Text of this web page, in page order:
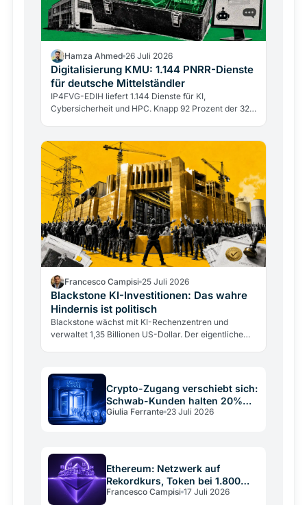
Hamza Ahmed 26 Juli 2026
Digitalisierung KMU: 1.144 PNRR-Dienste
für deutsche Mittelständler
IP4FVG-EDIH liefert 1.144 Dienste für KI,
Cybersicherheit und HPC. Knapp 92 Prozent der 328
Francesco Campisi 25 Juli 2026
Blackstone KI-Investitionen: Das wahre
Hindernis ist politisch
Blackstone wächst mit KI-Rechenzentren und
verwaltet 1,35 Billionen US-Dollar. Der eigentliche
Crypto-Zugang verschiebt sich:
Schwab-Kunden halten 20%
aller Produkte
Giulia Ferrante 23 Juli 2026
Ethereum: Netzwerk auf
Rekordkurs, Token bei 1.800
Dollar
Francesco Campisi 17 Juli 2026